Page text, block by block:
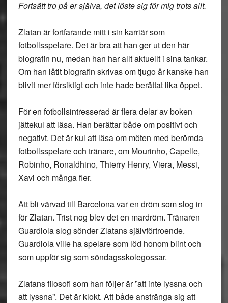
Fortsätt tro på er själva, det löste sig för mig trots allt.
Zlatan är fortfarande mitt i sin karriär som
fotbollsspelare. Det är bra att han ger ut den här
biografin nu, medan han har allt aktuellt i sina tankar.
Om han låtit biografin skrivas om tjugo år kanske han
blivit mer försiktigt och inte hade berättat lika öppet.
För en fotbollsintresserad är flera delar av boken
jättekul att läsa. Han berättar både om positivt och
negativt. Det är kul att läsa om möten med berömda
fotbollsspelare och tränare, om Mourinho, Capelle,
Robinho, Ronaldhino, Thierry Henry, Viera, Messi,
Xavi och många fler.
Att bli värvad till Barcelona var en dröm som slog in
för Zlatan. Trist nog blev det en mardröm. Tränaren
Guardiola slog sönder Zlatans självförtroende.
Guardiola ville ha spelare som löd honom blint och
som uppför sig som söndagsskolegossar.
Zlatans filosofi som han följer är ”att inte lyssna och
att lyssna”. Det är klokt. Att både anstränga sig att